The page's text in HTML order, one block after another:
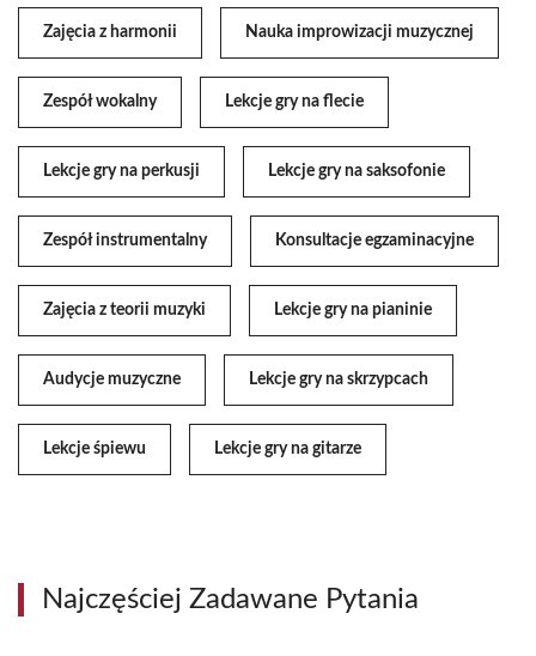
Zajęcia z harmonii Nauka improwizacji muzycznej
Zespół wokalny Lekcje gry na flecie
Lekcje gry na perkusji Lekcje gry na saksofonie
Zespół instrumentalny Konsultacje egzaminacyjne
Zajęcia z teorii muzyki Lekcje gry na pianinie
Audycje muzyczne Lekcje gry na skrzypcach
Lekcje śpiewu Lekcje gry na gitarze
Najczęściej Zadawane Pytania